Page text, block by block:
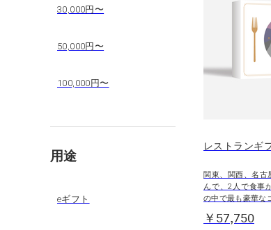
30,000円〜
50,000円〜
100,000円〜
用途
eギフト
レストランギ
関東、関西、名古
んで、2人で食事
の中で最も豪華な
￥57,750